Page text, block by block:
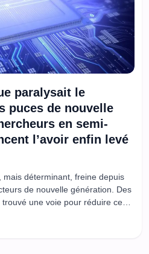
paralysait le
puces de nouvelle
en semi-
l’avoir enfin levé
déterminant, freine depuis
de nouvelle génération. Des
une voie pour réduire ce
la clé, des transistors plus